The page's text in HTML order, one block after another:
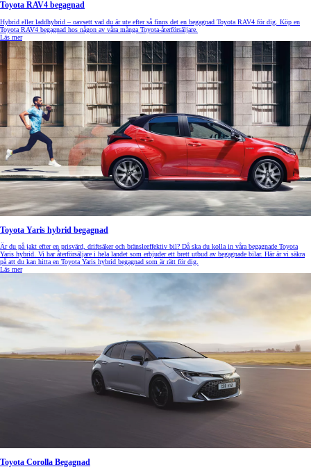
Toyota RAV4 begagnad
Hybrid eller laddhybrid – oavsett vad du är ute efter så finns det en begagnad Toyota RAV4 för dig. Köp en
Toyota RAV4 begagnad hos någon av våra många Toyota-återförsäljare.
Läs mer
Toyota Yaris hybrid begagnad
Är du på jakt efter en prisvärd, driftsäker och bränsleeffektiv bil? Då ska du kolla in våra begagnade Toyota
Yaris hybrid. Vi har återförsäljare i hela landet som erbjuder ett brett utbud av begagnade bilar. Här är vi säkra
på att du kan hitta en Toyota Yaris hybrid begagnad som är rätt för dig.
Läs mer
Toyota Corolla Begagnad